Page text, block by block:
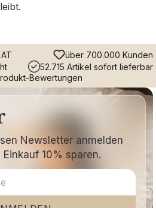
über 700.000 Kunden
52.715 Artikel sofort lieferbar
Bewertungen
Newsletter anmelden
10% sparen.